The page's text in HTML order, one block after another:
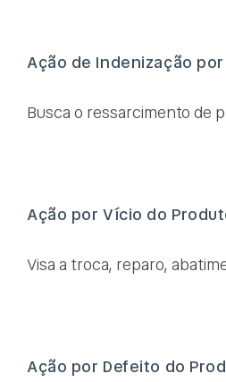
Ação de Indenização
Busca o ressarcimento de
Ação por Vício do
Visa a troca, reparo,
Ação por Defeito do